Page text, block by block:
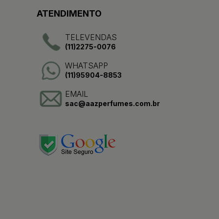
ATENDIMENTO
TELEVENDAS
(11)2275-0076
WHATSAPP
(11)95904-8853
EMAIL
sac@aazperfumes.com.br